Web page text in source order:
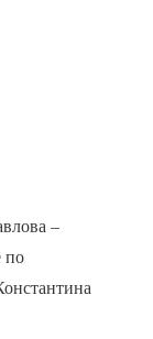
–
по